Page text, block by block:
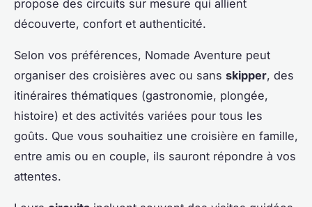
propose des circuits sur mesure qui allient
découverte, confort et authenticité.
Selon vos préférences, Nomade Aventure peut
organiser des croisières avec ou sans skipper, des
itinéraires thématiques (gastronomie, plongée,
histoire) et des activités variées pour tous les
goûts. Que vous souhaitiez une croisière en famille,
entre amis ou en couple, ils sauront répondre à vos
attentes.